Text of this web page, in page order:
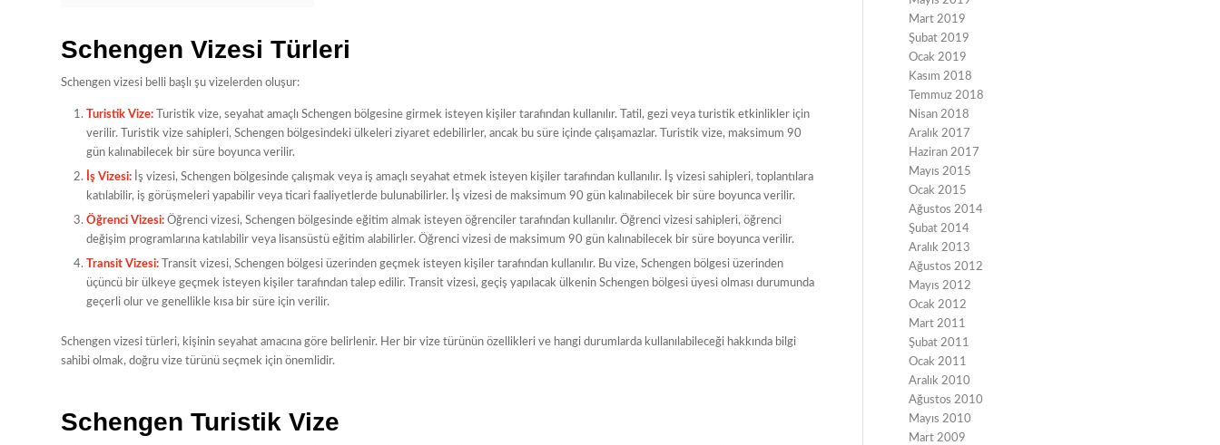
Schengen Vizesi Türleri
Schengen vizesi belli başlı şu vizelerden oluşur:
Turistik Vize: Turistik vize, seyahat amaçlı Schengen bölgesine girmek isteyen kişiler tarafından kullanılır. Tatil, gezi veya turistik etkinlikler için
verilir. Turistik vize sahipleri, Schengen bölgesindeki ülkeleri ziyaret edebilirler, ancak bu süre içinde çalışamazlar. Turistik vize, maksimum 90
gün kalınabilecek bir süre boyunca verilir.
İş Vizesi: İş vizesi, Schengen bölgesinde çalışmak veya iş amaçlı seyahat etmek isteyen kişiler tarafından kullanılır. İş vizesi sahipleri, toplantılara
katılabilir, iş görüşmeleri yapabilir veya ticari faaliyetlerde bulunabilirler. İş vizesi de maksimum 90 gün kalınabilecek bir süre boyunca verilir.
Öğrenci Vizesi: Öğrenci vizesi, Schengen bölgesinde eğitim almak isteyen öğrenciler tarafından kullanılır. Öğrenci vizesi sahipleri, öğrenci
değişim programlarına katılabilir veya lisansüstü eğitim alabilirler. Öğrenci vizesi de maksimum 90 gün kalınabilecek bir süre boyunca verilir.
Transit Vizesi: Transit vizesi, Schengen bölgesi üzerinden geçmek isteyen kişiler tarafından kullanılır. Bu vize, Schengen bölgesi üzerinden
üçüncü bir ülkeye geçmek isteyen kişiler tarafından talep edilir. Transit vizesi, geçiş yapılacak ülkenin Schengen bölgesi üyesi olması durumunda
geçerli olur ve genellikle kısa bir süre için verilir.
Schengen vizesi türleri, kişinin seyahat amacına göre belirlenir. Her bir vize türünün özellikleri ve hangi durumlarda kullanılabileceği hakkında bilgi
sahibi olmak, doğru vize türünü seçmek için önemlidir.
Schengen Turistik Vize
Mart 2019
Şubat 2019
Ocak 2019
Kasım 2018
Temmuz 2018
Nisan 2018
Aralık 2017
Haziran 2017
Mayıs 2015
Ocak 2015
Ağustos 2014
Şubat 2014
Aralık 2013
Ağustos 2012
Mayıs 2012
Ocak 2012
Mart 2011
Şubat 2011
Ocak 2011
Aralık 2010
Ağustos 2010
Mayıs 2010
Mart 2009